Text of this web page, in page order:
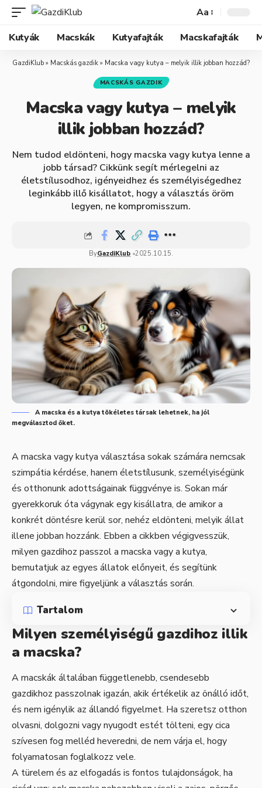
Aa
Kutyák
Macskák Kutyafajták Macskafajták
GazdiKlub » Macskás gazdik » Macska vagy kutya – melyik illik jobban hozzád?
MACSKÁS GAZDIK
Macska vagy kutya – melyik
illik jobban hozzád?
Nem tudod eldönteni, hogy macska vagy kutya lenne a
jobb társad? Cikkünk segít mérlegelni az
életstílusodhoz, igényeidhez és személyiségedhez
leginkább illő kisállatot, hogy a választás öröm
legyen, ne kompromisszum.
ByGazdiKlub 2025.10.15.
A macska és a kutya tökéletes társak lehetnek, ha jól
megválasztod őket.
A macska vagy kutya választása sokak számára nemcsak
szimpátia kérdése, hanem életstílusunk, személyiségünk
és otthonunk adottságainak függvénye is. Sokan már
gyerekkoruk óta vágynak egy kisállatra, de amikor a
konkrét döntésre kerül sor, nehéz eldönteni, melyik állat
illene jobban hozzánk. Ebben a cikkben végigvesszük,
milyen gazdihoz passzol a macska vagy a kutya,
bemutatjuk az egyes állatok előnyeit, és segítünk
átgondolni, mire figyeljünk a választás során.
Tartalom
Milyen személyiségű gazdihoz illik
a macska?
A macskák általában függetlenebb, csendesebb
gazdikhoz passzolnak igazán, akik értékelik az önálló időt,
és nem igénylik az állandó figyelmet. Ha szeretsz otthon
olvasni, dolgozni vagy nyugodt estét tölteni, egy cica
szívesen fog melléd heveredni, de nem várja el, hogy
folyamatosan foglalkozz vele.
A türelem és az elfogadás is fontos tulajdonságok, ha